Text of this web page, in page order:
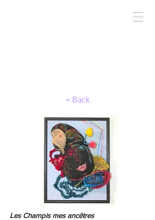
< Back
Les Champis mes ancêtres